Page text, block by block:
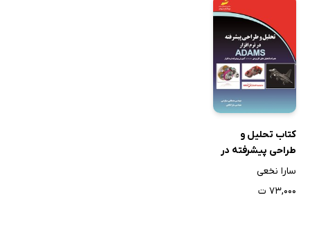
کتاب تحلیل و
طراحی پیشرفته در
نرم افزار ADAMS
سارا نخعی
۷۳,۰۰۰ ت